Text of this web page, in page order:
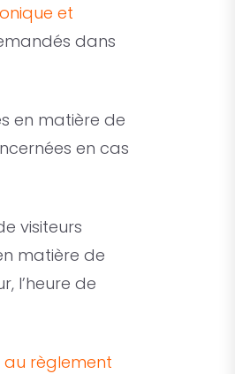
et
dans
en matière de
en cas
visiteurs
matière de
l’heure de
règlement